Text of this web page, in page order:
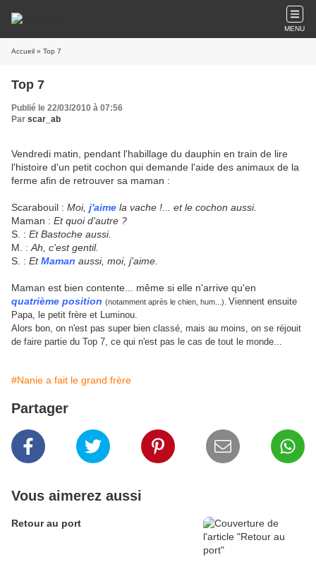
MENU
Accueil » Top 7
Top 7
Publié le 22/03/2010 à 07:56
Par scar_ab
Vendredi matin, pendant l'habillage du dauphin en train de lire
l'histoire d'un petit cochon qui demande l'aide des animaux de la
ferme afin de retrouver sa maman :
Scarabouil : Moi, j'aime la vache !... et le cochon aussi.
Maman : Et quoi d'autre ?
S. : Et Bastoche aussi.
M. : Ah, c'est gentil.
S. : EtMaman aussi, moi, j'aime.
Maman est bien contente... même si elle n'arrive qu'en
quatrième position (notamment après le chien, hum...). Viennent ensuite
Papa, le petit frère et Luminou.
Alors bon, on n'est pas super bien classé, mais au moins, on se réjouit
de faire partie du Top 7, ce qui n'est pas le cas de tout le monde...
#Nanie a fait le grand frère
Partager
Vous aimerez aussi
Retour au port